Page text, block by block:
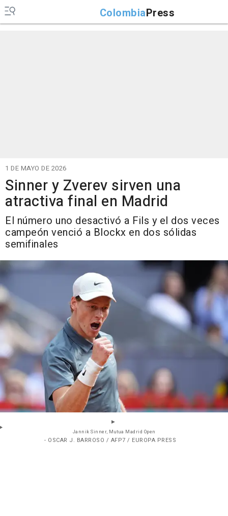
ColombiaPress
1 DE MAYO DE 2026
Sinner y Zverev sirven una
atractiva final en Madrid
El número uno desactivó a Fils y el dos veces
campeón venció a Blockx en dos sólidas
semifinales
Jannik Sinner, Mutua Madrid Open
- OSCAR J. BARROSO / AFP7 / EUROPA PRESS